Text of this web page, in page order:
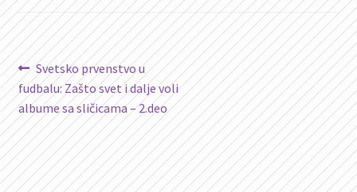
Kretanje
članka
Prethodni
članak:
Svetsko prvenstvo u
fudbalu: Zašto svet i dalje voli
albume sa sličicama – 2.deo